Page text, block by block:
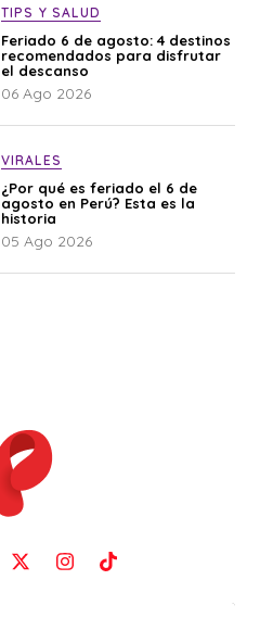
TIPS Y SALUD
Feriado 6 de agosto: 4 destinos
recomendados para disfrutar
el descanso
06 Ago 2026
VIRALES
¿Por qué es feriado el 6 de
agosto en Perú? Esta es la
historia
05 Ago 2026